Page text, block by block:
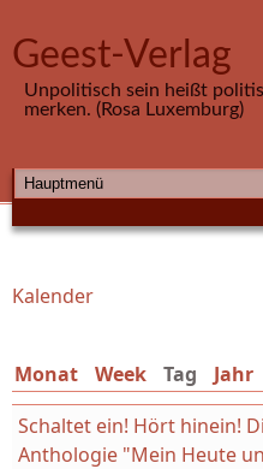
Geest-Verlag
Unpolitisch sein heißt
merken. (Rosa Luxemburg)
HAUPTMENÜ
Sie sind hier
Kalender
Monat Week Tag
Jahr
Schaltet ein! Hört hinein!
Anthologie "Mein Heute